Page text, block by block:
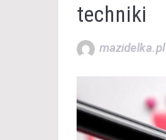
techniki
mazidelka.pl